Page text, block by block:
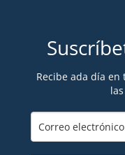
Recibe ada día